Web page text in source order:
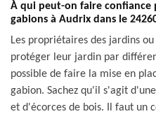
À qui peut-on faire confiance
gabions à Audrix dans le
Les propriétaires des jardins
protéger leur jardin par
possible de faire la mise en
gabion. Sachez qu'il s'agit
et d'écorces de bois. Il faut un